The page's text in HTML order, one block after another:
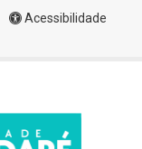
Acessibilidade